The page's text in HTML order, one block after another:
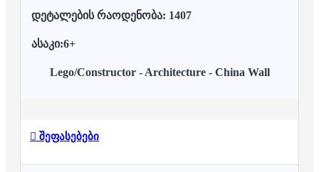
დეტალების რაოდენობა: 1407
ასაკი:6+
Lego/Constructor - Architecture - China Wall
შეფასებები